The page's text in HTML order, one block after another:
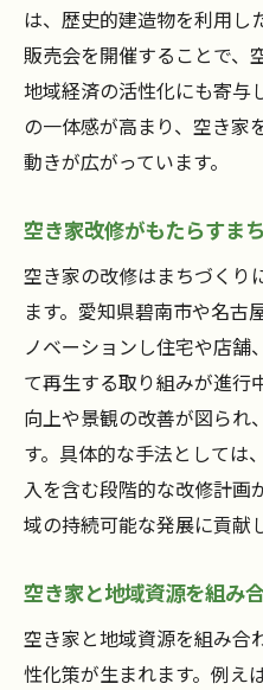
は、歴史的建造物を利用し
販売会を開催することで、
地域経済の活性化にも寄与
の一体感が高まり、空き家
動きが広がっています。
空き家改修がもたらすま
空き家の改修はまちづくり
ます。愛知県碧南市や名古
ノベーションし住宅や店舗
て再生する取り組みが進行
向上や景観の改善が図られ
す。具体的な手法としては
入を含む段階的な改修計画
域の持続可能な発展に貢献
空き家と地域資源を組み
空き家と地域資源を組み合
性化策が生まれます。例え